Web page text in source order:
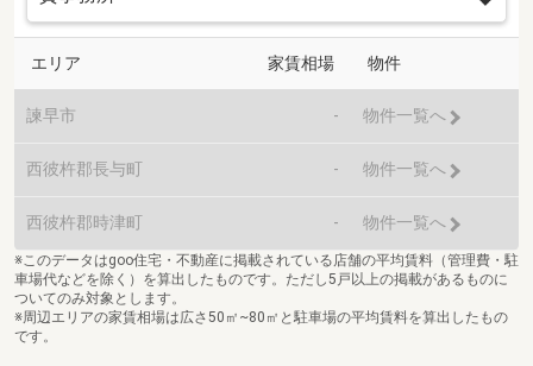
エリア 家賃相場 物件
諫早市 - 物件一覧へ
西彼杵郡長与町 - 物件一覧へ
西彼杵郡時津町 - 物件一覧へ
※このデータはgoo住宅・不動産に掲載されている店舗の平均賃料（管理費・駐
車場代などを除く）を算出したものです。ただし5戸以上の掲載があるものに
ついてのみ対象とします。
※周辺エリアの家賃相場は広さ50㎡~80㎡と駐車場の平均賃料を算出したもの
です。